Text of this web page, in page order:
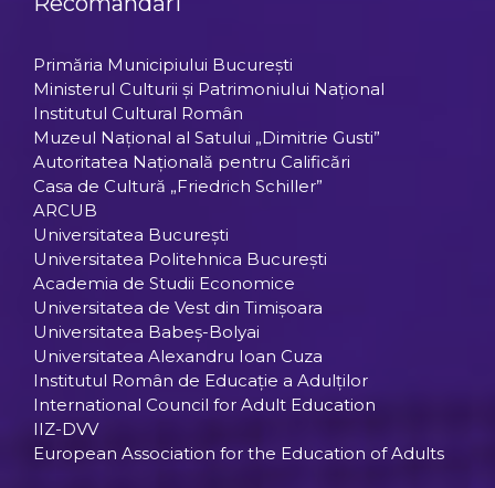
Primăria Municipiului Bucureşti
Ministerul Culturii şi Patrimoniului Naţional
Institutul Cultural Român
Muzeul Național al Satului „Dimitrie Gusti”
Autoritatea Națională pentru Calificări
Casa de Cultură „Friedrich Schiller”
ARCUB
Universitatea Bucureşti
Universitatea Politehnica Bucureşti
Academia de Studii Economice
Universitatea de Vest din Timişoara
Universitatea Babeş-Bolyai
Universitatea Alexandru Ioan Cuza
Institutul Român de Educaţie a Adulţilor
International Council for Adult Education
IIZ-DVV
European Association for the Education of Adults